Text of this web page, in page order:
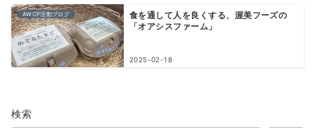
AWCP活動ブログ
食を通して人を良くする、渥美フーズの
「オアシスファーム」
2025-02-18
検索